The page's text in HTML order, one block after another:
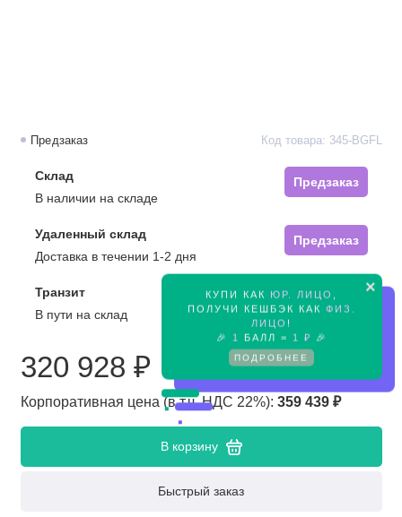
×
КУПИ КАК ЮР. ЛИЦО
ПОЛУЧИ КЕШБЭК КАК ФИЗ.
ЛИЦО !
🎉
1 БАЛЛ = 1 ₽ 🎉
ПОДРОБНЕЕ
Предзаказ Код товара: 345-BGFL
Склад
Предзаказ
В наличии на складе
Удаленный склад
Предзаказ
Доставка в течении 1-2 дня
Транзит
Предзаказ
В пути на склад
320 928 ₽
Корпоративная цена (в т.ч. НДС 22%): 359 439 ₽
В корзину
Быстрый заказ